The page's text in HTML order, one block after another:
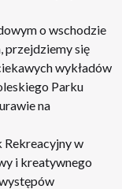
o wschodzie
przejdziemy się
wykładów
Parku
na
Rekreacyjny w
i kreatywnego